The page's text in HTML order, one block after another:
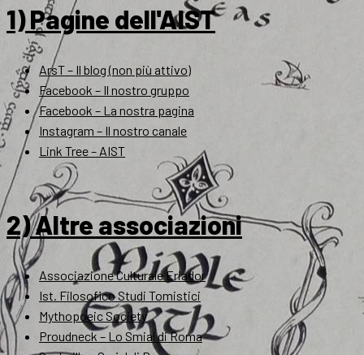
1) Pagine dell'AIST
ArsT – Il blog (non più attivo)
Facebook – Il nostro gruppo
Facebook – La nostra pagina
Instagram – Il nostro canale
Link Tree – AIST
2) Altre associazioni
Associazione Culturale Eriador
Ist. Filosofico Studi Tomistici
Mythopoeic Society
Proudneck – Lo Smial di Roma